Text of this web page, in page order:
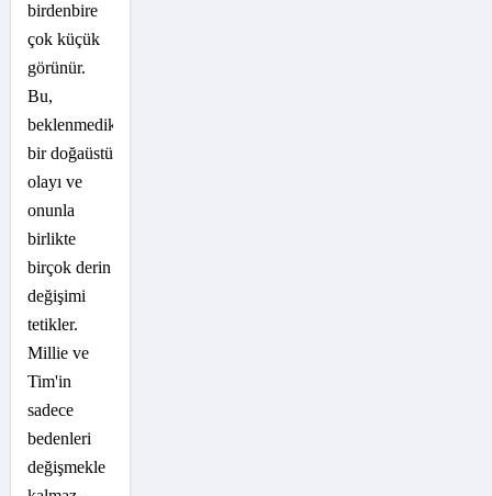
birdenbire
çok küçük
görünür.
Bu,
beklenmedik
bir doğaüstü
olayı ve
onunla
birlikte
birçok derin
değişimi
tetikler.
Millie ve
Tim'in
sadece
bedenleri
değişmekle